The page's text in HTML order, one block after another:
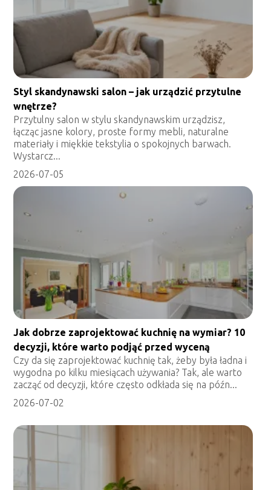
Styl skandynawski salon – jak urządzić przytulne
wnętrze?
Przytulny salon w stylu skandynawskim urządzisz,
łącząc jasne kolory, proste formy mebli, naturalne
materiały i miękkie tekstylia o spokojnych barwach.
Wystarcz...
2026-07-05
Jak dobrze zaprojektować kuchnię na wymiar? 10
decyzji, które warto podjąć przed wyceną
Czy da się zaprojektować kuchnię tak, żeby była ładna i
wygodna po kilku miesiącach używania? Tak, ale warto
zacząć od decyzji, które często odkłada się na późn...
2026-07-02